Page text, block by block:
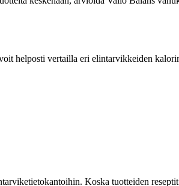
helposti vertailla eri elintarvikkeiden
Koska tuotteiden